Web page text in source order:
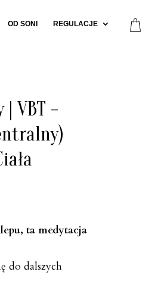
OD SONI REGULACJE
VBT -
ta medytacja
do dalszych